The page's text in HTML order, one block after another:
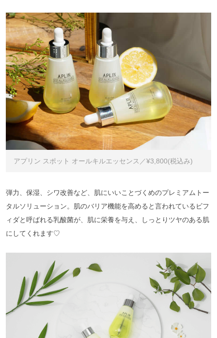
アプリン スポット オールキルエッセンス／¥3,800(税込み)
弾力、保湿、シワ改善など、肌にいいことづくめのプレミアムトー
タルソリューション。肌のバリア機能を高めると言われているビフ
ィダと呼ばれる乳酸菌が、肌に栄養を与え、しっとりツヤのある肌
にしてくれます♡